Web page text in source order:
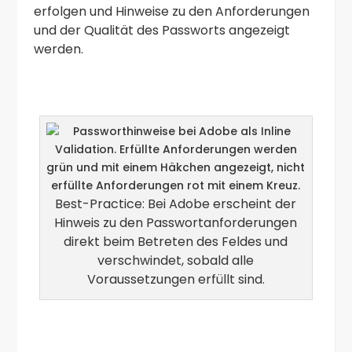
erfolgen und Hinweise zu den Anforderungen
und der Qualität des Passworts angezeigt
werden.
Best-Practice: Bei Adobe erscheint der
Hinweis zu den Passwortanforderungen
direkt beim Betreten des Feldes und
verschwindet, sobald alle
Voraussetzungen erfüllt sind.